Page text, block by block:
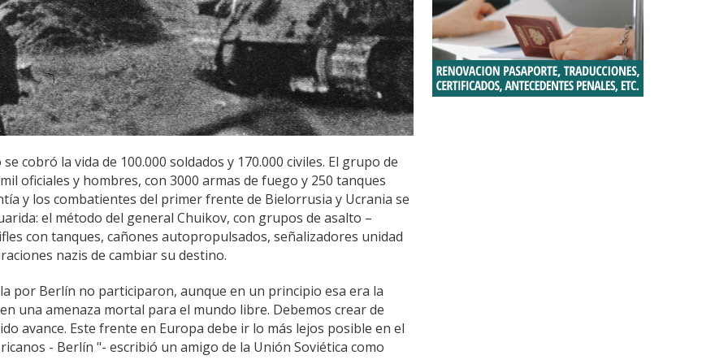
cobró la vida de 100.000 soldados y 170.000 civiles. El grupo de
oficiales y hombres, con 3000 armas de fuego y 250 tanques
y los combatientes del primer frente de Bielorrusia y Ucrania se
el método del general Chuikov, con grupos de asalto –
con tanques, cañones autopropulsados, señalizadores unidad
nazis de cambiar su destino.
por Berlín no participaron, aunque en un principio esa era la
una amenaza mortal para el mundo libre. Debemos crear de
avance. Este frente en Europa debe ir lo más lejos posible en el
- Berlín "- escribió un amigo de la Unión Soviética como